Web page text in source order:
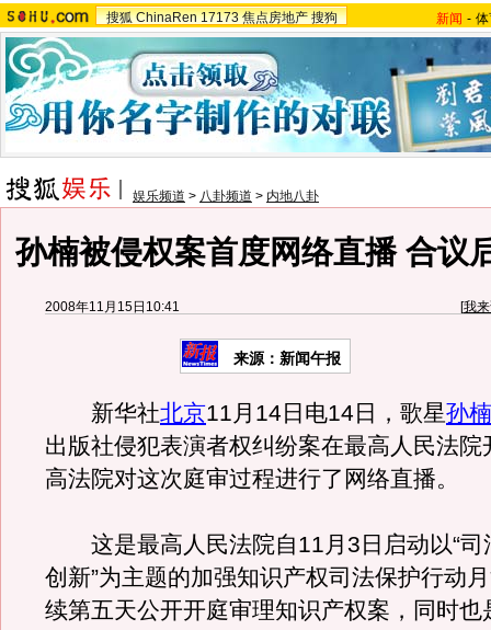
搜狐 ChinaRen 17173 焦点房地产 搜狗 新闻 -
娱乐频道 > 八卦频道 > 内地八卦
孙楠被侵权案首度网络直播 合议
2008年11月15日10:41 [我
来源：新闻午报
新华社北京11月14日电14日，歌星孙楠
出版社侵犯表演者权纠纷案在最高人民法院
高法院对这次庭审过程进行了网络直播。
这是最高人民法院自11月3日启动以“司
创新”为主题的加强知识产权司法保护行动
续第五天公开开庭审理知识产权案，同时也